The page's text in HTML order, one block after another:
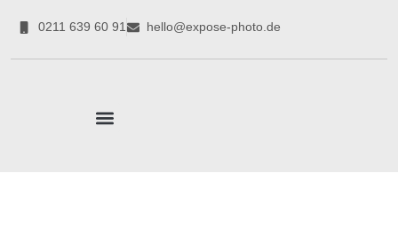
0211 639 60 91 hello@expose-photo.de